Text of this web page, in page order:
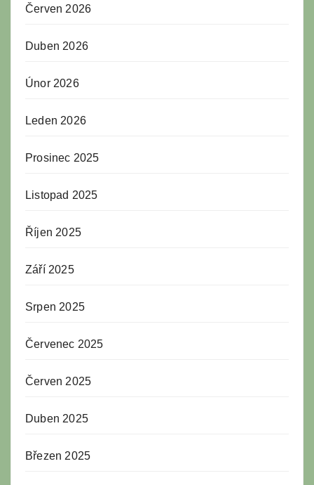
Červen 2026
Duben 2026
Únor 2026
Leden 2026
Prosinec 2025
Listopad 2025
Říjen 2025
Září 2025
Srpen 2025
Červenec 2025
Červen 2025
Duben 2025
Březen 2025